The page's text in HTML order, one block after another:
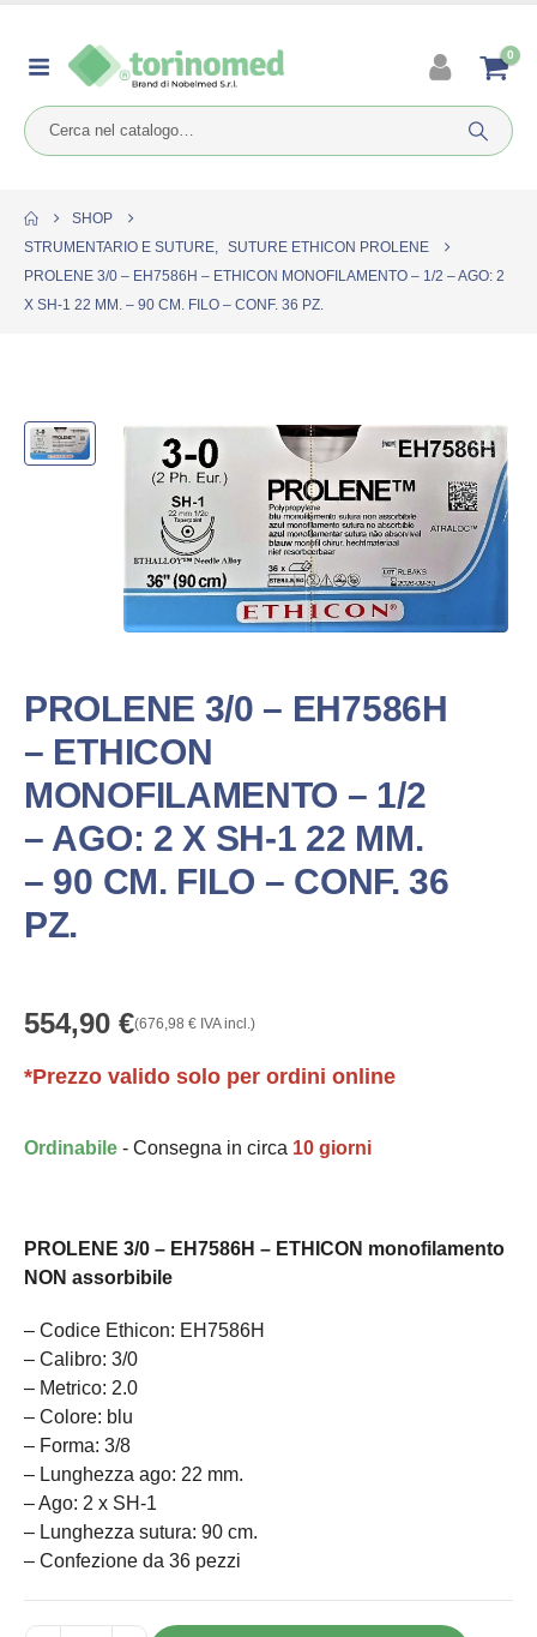
0
SHOP
STRUMENTARIO E SUTURE, SUTURE ETHICON PROLENE
PROLENE 3/0 – EH7586H – ETHICON MONOFILAMENTO – 1/2 – AGO: 2
X SH-1 22 MM. – 90 CM. FILO – CONF. 36 PZ.
PROLENE 3/0 – EH7586H
– ETHICON
MONOFILAMENTO – 1/2
– AGO: 2 X SH-1 22 MM.
– 90 CM. FILO – CONF. 36
PZ.
554,90 €(676,98 € IVA incl.)
*Prezzo valido solo per ordini online
Ordinabile - Consegna in circa 10 giorni
PROLENE 3/0 – EH7586H – ETHICON monofilamento
NON assorbibile
– Codice Ethicon: EH7586H
– Calibro: 3/0
– Metrico: 2.0
– Colore: blu
– Forma: 3/8
– Lunghezza ago: 22 mm.
– Ago: 2 x SH-1
– Lunghezza sutura: 90 cm.
– Confezione da 36 pezzi